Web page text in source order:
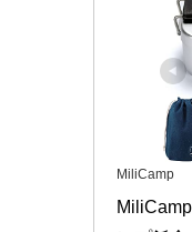
MiliCamp